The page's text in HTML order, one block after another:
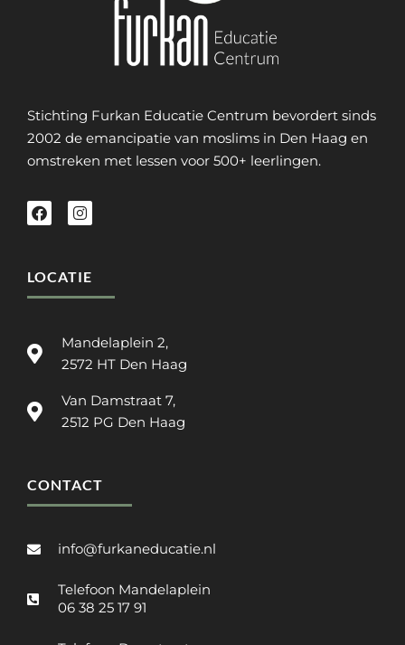
Stichting Furkan Educatie Centrum bevordert sinds
2002 de emancipatie van moslims in Den Haag en
omstreken met lessen voor 500+ leerlingen.
LOCATIE
Mandelaplein 2,
2572 HT Den Haag
Van Damstraat 7,
2512 PG Den Haag
CONTACT
info@furkaneducatie.nl
Telefoon Mandelaplein
06 38 25 17 91